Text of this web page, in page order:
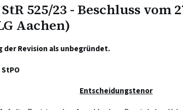
525/23 - Beschluss vom
Aachen)
der Revision als unbegründet.
Entscheidungstenor